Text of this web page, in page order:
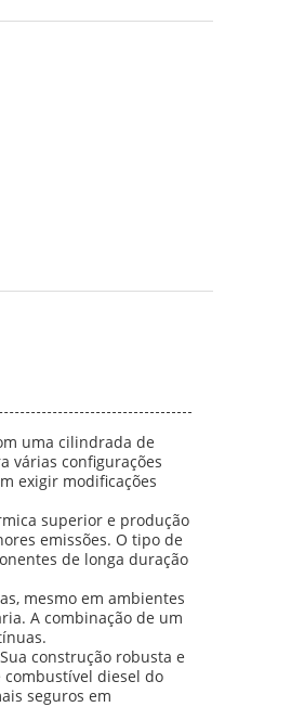
uma cilindrada de
várias configurações
exigir modificações
superior e produção
emissões. O tipo de
de longa duração
mesmo em ambientes
A combinação de um
construção robusta e
diesel do
seguros em